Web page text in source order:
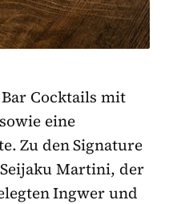
Cocktails mit
eine
Zu den Signature
Martini, der
Ingwer und